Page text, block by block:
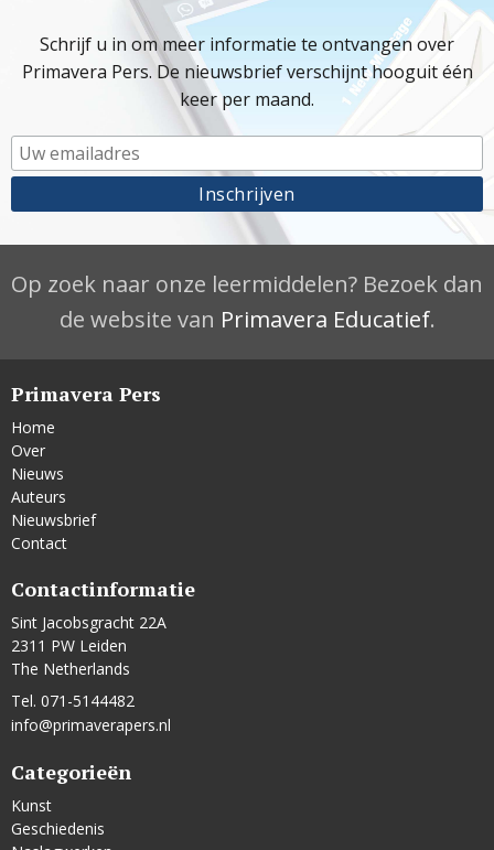
Schrijf u in om meer informatie te ontvangen over
Primavera Pers. De nieuwsbrief verschijnt hooguit één
keer per maand.
Op zoek naar onze leermiddelen? Bezoek dan
de website van Primavera Educatief.
Primavera Pers
Home
Over
Nieuws
Auteurs
Nieuwsbrief
Contact
Contactinformatie
Sint Jacobsgracht 22A
2311 PW Leiden
The Netherlands
Tel. 071-5144482
info@primaverapers.nl
Categorieën
Kunst
Geschiedenis